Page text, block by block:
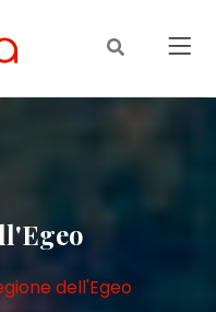
dell'Egeo